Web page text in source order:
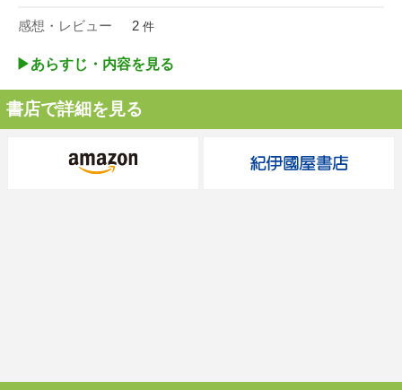
感想・レビュー 2 件
▶︎あらすじ・内容を見る
書店で詳細を見る